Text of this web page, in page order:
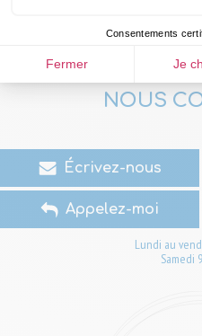
Consentements
Fermer Je
NOUS
Écrivez-nous
Lundi au
Samedi
Appelez-moi